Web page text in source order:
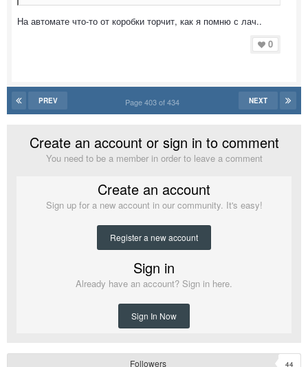
На автомате что-то от коробки торчит, как я помню с лач..
0
PREV NEXT
Page 403 of 434
Create an account or sign in to comment
You need to be a member in order to leave a comment
Create an account
Sign up for a new account in our community. It's easy!
Register a new account
Sign in
Already have an account? Sign in here.
Sign In Now
Followers 44